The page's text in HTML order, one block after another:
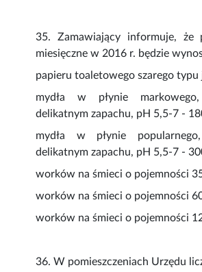
35. Zamawiający informuje, że
miesięczne w 2016 r. będzie
papieru toaletowego szarego
mydła w płynie
delikatnym zapachu, pH 5,5-7 -
mydła w płynie
delikatnym zapachu, pH 5,5-7 -
worków na śmieci o pojemności
worków na śmieci o pojemności
worków na śmieci o pojemności
36. W pomieszczeniach Urzędu